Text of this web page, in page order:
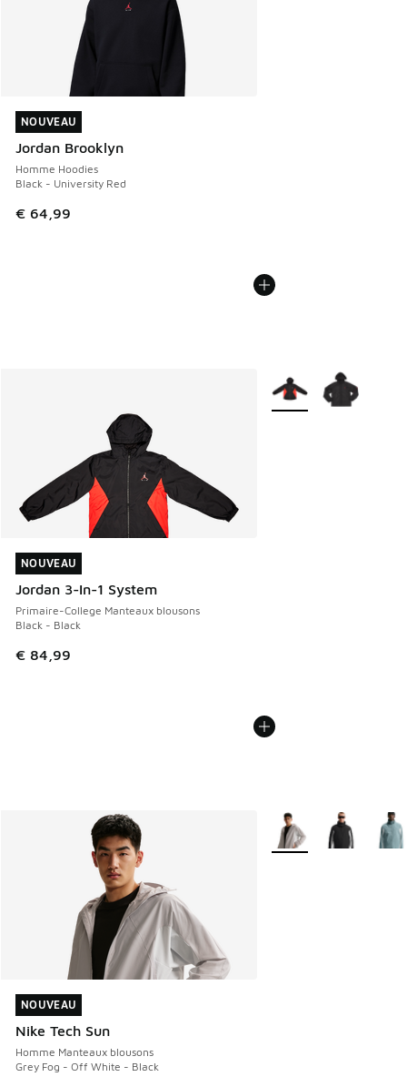
NOUVEAU
Jordan Brooklyn
Homme Hoodies
Black - University Red
€ 64,99
NOUVEAU
NOUVEAU
Jordan 3-In-1 System
Primaire-College Manteaux blousons
Black - Black
€ 84,99
NOUVEAU
Plus de couleurs
NOUVEAU
Nike Tech Sun
Homme Manteaux blousons
Grey Fog - Off White - Black
NOUVEAU
Plus de couleurs